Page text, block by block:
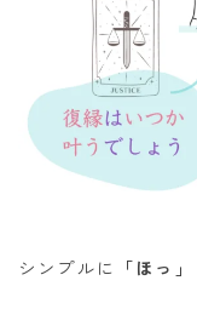
シンプルに 「ほっ」